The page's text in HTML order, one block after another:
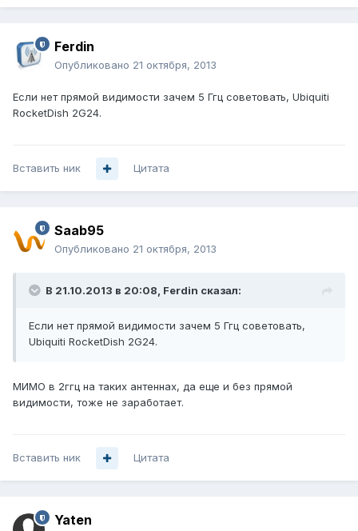
Ferdin
Опубликовано 21 октября, 2013
Если нет прямой видимости зачем 5 Ггц советовать, Ubiquiti
RocketDish 2G24.
Вставить ник Цитата
Saab95
Опубликовано 21 октября, 2013
В 21.10.2013 в 20:08, Ferdin сказал:
Если нет прямой видимости зачем 5 Ггц советовать,
Ubiquiti RocketDish 2G24.
МИМО в 2ггц на таких антеннах, да еще и без прямой
видимости, тоже не заработает.
Вставить ник Цитата
Yaten